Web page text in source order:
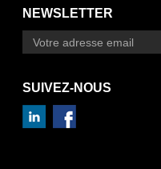
NEWSLETTER
SUIVEZ-NOUS